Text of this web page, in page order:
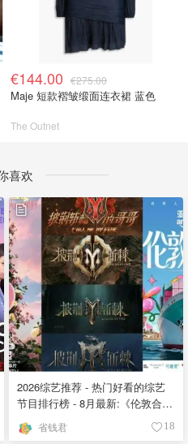
€144.00 €275.00
Maje 短款褶皱缎面连衣裙 蓝色
The Outnet
喜欢
2026综艺推荐 - 热门好看的综艺
节目排行榜 - 8月最新:《​​伦敦合伙
人》回归啦
省钱君 18